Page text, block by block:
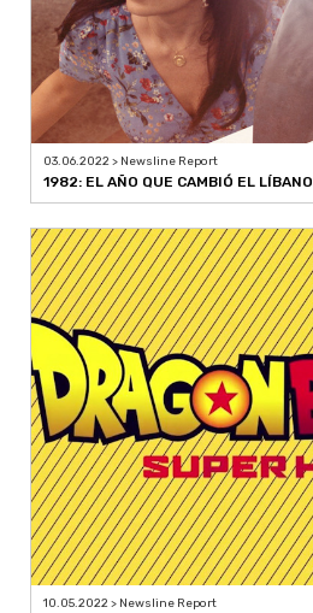
03.06.2022 > Newsline Report
1982: EL AÑO QUE CAMBIÓ EL LÍBANO
10.05.2022 > Newsline Report